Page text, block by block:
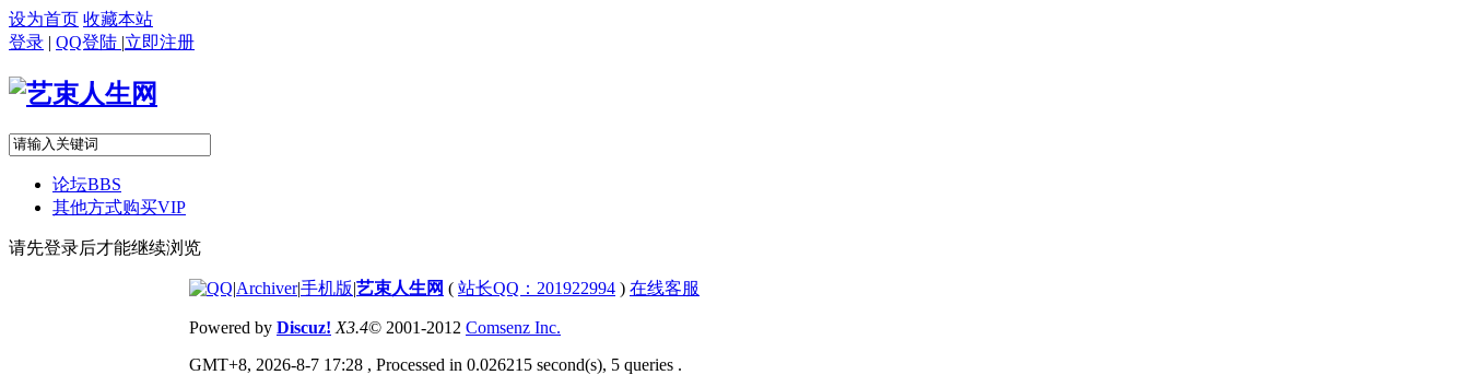
设为首页 收藏本站
登录 | QQ登陆 |立即注册
论坛BBS
其他方式购买VIP
请先登录后才能继续浏览
|Archiver|手机版|艺束人生网 ( 站长QQ：201922994 ) 在线客服
Powered by Discuz! X3.4© 2001-2012 Comsenz Inc.
GMT+8, 2026-8-7 17:28 , Processed in 0.026215 second(s), 5 queries .